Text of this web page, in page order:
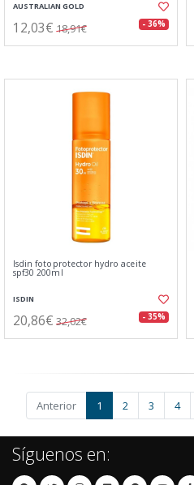
AUSTRALIAN GOLD
12,03€ 18,91€ - 36%
Isdin fotoprotector hydro aceite
spf30 200ml
ISDIN
20,86€ 32,02€ - 35%
Anterior 1 2 3 4
Síguenos en: